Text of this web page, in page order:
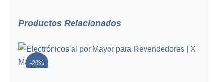
Productos Relacionados
-20%
Barra De Luces De Noche